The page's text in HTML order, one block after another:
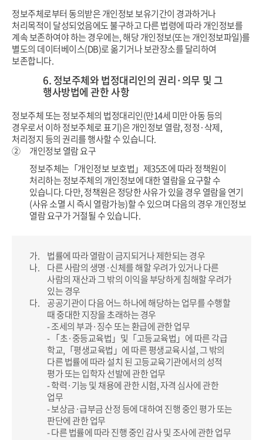
정보주체로부터 동의받은 개인정보 보유기간이 경과하거나
처리목적이 달성되었음에도 불구하고 다른 법령에 따라 개인정보를
계속 보존하여야 하는경우에는, 해당 개인정보(또는 개인정보파일)를
별도의 데이터베이스(DB)로 옮기거나 보관장소를 달리하여
보존합니다.
6. 정보주체와 법정대리인의 권리·의무 및 그
행사방법에 관한 사항
정보주체 또는 정보주체의 법정대리인(만14세 미만 아동 등의
경우로서 이하 정보주체로 표기)은 개인정보 열람, 정정·삭제,
처리정지 등의 권리를 행사할 수 있습니다.
②
개인정보 열람 요구
정보주체는「개인정보 보호법」제35조에 따라 정책원이
처리하는 정보주체의 개인정보에 대한 열람을 요구할 수
있습니다.다만, 정책원은 정당한 사유가 있을 경우 열람을 연기
(사유 소멸 시 즉시 열람가능)할 수 있으며 다음의 경우 개인정보
열람 요구가 거절될 수 있습니다.
가.
법률에 따라 열람이 금지되거나 제한되는 경우
나.
다른 사람의 생명·신체를 해할 우려가 있거나 다른
사람의 재산과 그 밖의 이익을 부당하게 침해할 우려가
있는 경우
다. 공공기관이 다음 어느 하나에 해당하는 업무를 수행할
때 중대한 지장을 초래하는 경우
- 조세의 부과·징수 또는 환급에 관한 업무
- 「초·중등교육법」및「고등교육법」에 따른 각급
학교,「평생교육법」에 따른 평생교육시설,그 밖의
다른 법률에 따라 설치 된 고등교육기관에서의 성적
평가 또는 입학자 선발에 관한 업무
- 학력·기능 및 채용에 관한 시험, 자격 심사에 관한
업무
- 보상금·급부금 산정 등에 대하여 진행 중인 평가 또는
판단에 관한 업무
- 다른 법률에 따라 진행 중인 감사 및 조사에 관한 업무